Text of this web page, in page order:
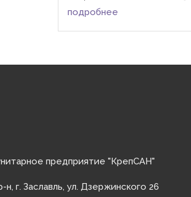
кВт с водяным охлаждением.
Посадочное отверстие по
подробнее
предприятие "КрепСАН"
г. Заславль, ул. Дзержинского 26